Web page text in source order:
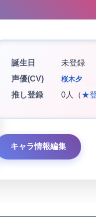
誕生日
未登録
声優(CV)
桜木夕
推し登録 0人（★
キャラ情報編集